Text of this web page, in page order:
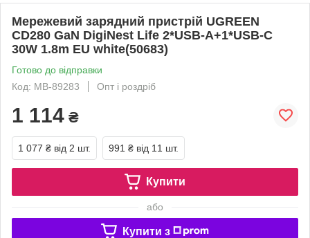
Мережевий зарядний пристрій UGREEN
CD280 GaN DigiNest Life 2*USB-A+1*USB-C
30W 1.8m EU white(50683)
Готово до відправки
Код: MB-89283
Опт і роздріб
1 114 ₴
1 077 ₴ від 2 шт. 991 ₴ від 11 шт.
Купити
або
Купити з